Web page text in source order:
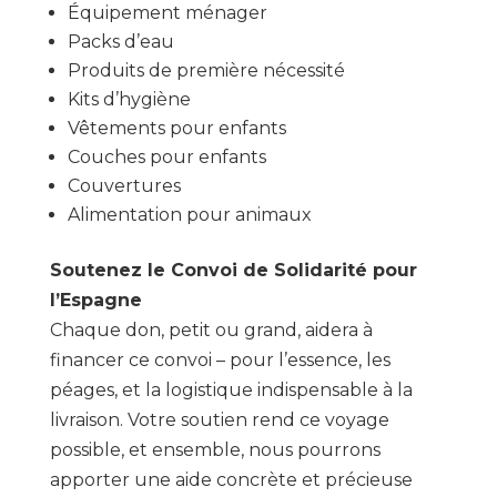
Équipement ménager
Packs d’eau
Produits de première nécessité
Kits d’hygiène
Vêtements pour enfants
Couches pour enfants
Couvertures
Alimentation pour animaux
Soutenez le Convoi de Solidarité pour
l’Espagne
Chaque don, petit ou grand, aidera à
financer ce convoi – pour l’essence, les
péages, et la logistique indispensable à la
livraison. Votre soutien rend ce voyage
possible, et ensemble, nous pourrons
apporter une aide concrète et précieuse